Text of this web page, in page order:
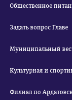
Общественное
Задать вопрос Главе
Муниципальный
Культурная и
Филиал по